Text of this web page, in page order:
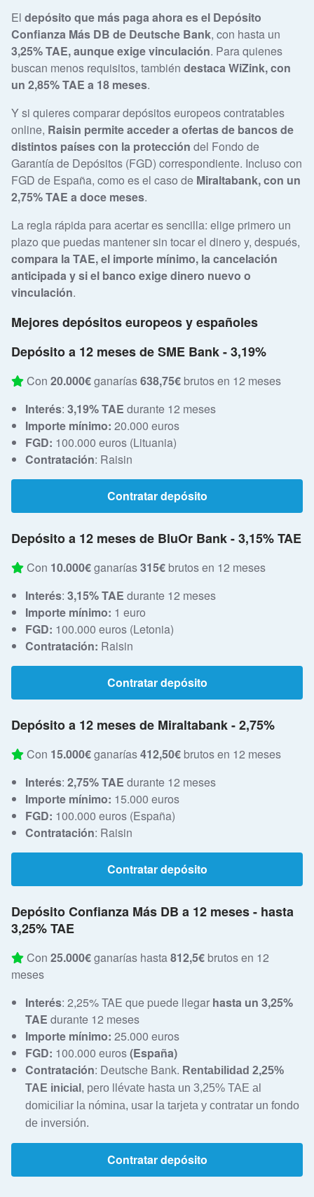
El depósito que más paga ahora es el Depósito
Confianza Más DB de Deutsche Bank, con hasta un
3,25% TAE, aunque exige vinculación. Para quienes
buscan menos requisitos, también destaca WiZink, con
un 2,85% TAE a 18 meses.
Y si quieres comparar depósitos europeos contratables
online, Raisin permite acceder a ofertas de bancos de
distintos países con la protección del Fondo de
Garantía de Depósitos (FGD) correspondiente. Incluso con
FGD de España, como es el caso de Miraltabank, con un
2,75% TAE a doce meses.
La regla rápida para acertar es sencilla: elige primero un
plazo que puedas mantener sin tocar el dinero y, después,
compara la TAE, el importe mínimo, la cancelación
anticipada y si el banco exige dinero nuevo o
vinculación.
Mejores depósitos europeos y españoles
Depósito a 12 meses de SME Bank - 3,19%
Con 20.000€ganarías638,75€ brutos en 12 meses
Interés: 3,19% TAE durante 12 meses
Importe mínimo: 20.000 euros
FGD: 100.000 euros (Lituania)
Contratación: Raisin
Contratar depósito
Depósito a 12 meses de BluOr Bank - 3,15% TAE
Con 10.000€ganarías315€ brutos en 12 meses
Interés: 3,15% TAE durante 12 meses
Importe mínimo: 1 euro
FGD: 100.000 euros (Letonia)
Contratación: Raisin
Contratar depósito
Depósito a 12 meses de Miraltabank - 2,75%
Con 15.000€ganarías412,50€ brutos en 12 meses
Interés: 2,75% TAE durante 12 meses
Importe mínimo: 15.000 euros
FGD: 100.000 euros (España)
Contratación: Raisin
Contratar depósito
Depósito Confianza Más DB a 12 meses - hasta
3,25% TAE
Con 25.000€ganarías hasta812,5€ brutos en 12
meses
Interés: 2,25% TAE que puede llegar hasta un 3,25%
TAE durante 12 meses
Importe mínimo: 25.000 euros
FGD: 100.000 euros(España)
Contratación: Deutsche Bank. Rentabilidad 2,25%
TAE inicial , pero llévate hasta un 3,25% TAE al
domiciliar la nómina, usar la tarjeta y contratar un fondo
de inversión.
Contratar depósito